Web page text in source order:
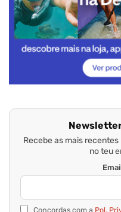
Recebe as mais
no teu
Concordas com a Pol.